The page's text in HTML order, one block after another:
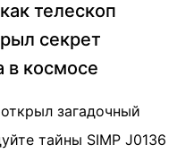
телескоп
секрет
в космосе
загадочный
тайны SIMP J0136